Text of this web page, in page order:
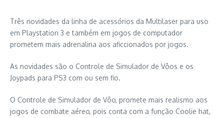
Três novidades da linha de acessórios da Multilaser para uso
em Playstation 3 e também em jogos de computador
prometem mais adrenalina aos aficcionados por jogos.
As novidades são o Controle de Simulador de Vôos e os
Joypads para PS3 com ou sem fio.
O Controle de Simulador de Vôo, promete mais realismo aos
jogos de combate aéreo, pois conta com a função Coolie hat,